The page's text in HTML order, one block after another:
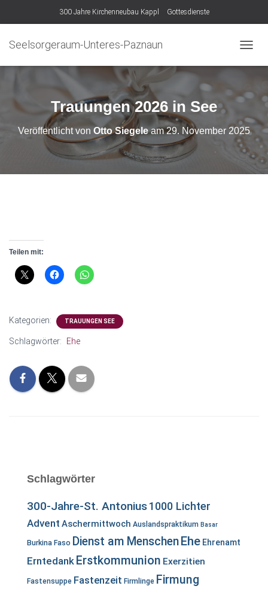
300 Jahre Kirchenneubau Kappl Gottesdienste
Seelsorgeraum-Unteres-Paznaun
A
G
T
I
N
Trauungen 2026 in See
Veröffentlicht von Otto Siegeleam29. November 2025
Teilen mit:
Kategorien: TRAUUNGEN SEE
Schlagwörter: Ehe
Schlagwörter
300-Jahre-St. Antonius1000 Lichter
Advent Aschermittwoch Auslandspraktikum Basar
Burkina Faso Dienst am MenschenEhe Ehrenamt
Erntedank Erstkommunion Exerzitien
Fastensuppe Fastenzeit Firmlinge Firmung